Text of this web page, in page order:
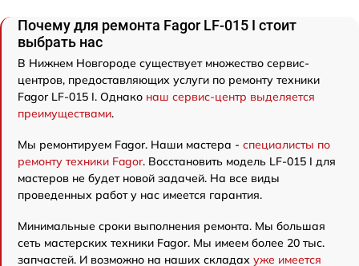
Почему для ремонта Fagor LF-015 I стоит
выбрать нас
В Нижнем Новгороде существует множество сервис-
центров, предоставляющих услуги по ремонту техники
Fagor LF-015 I. Однако наш сервис-центр выделяется
преимуществами.
Мы ремонтируем Fagor. Наши мастера - специалисты по
ремонту техники Fagor. Восстановить модель LF-015 I для
мастеров не будет новой задачей. На все виды
проведенных работ у нас имеется гарантия.
Минимальные сроки выполнения ремонта. Мы большая
сеть мастерских техники Fagor. Мы имеем более 20 тыс.
запчастей. И возможно на наших складах уже имеется